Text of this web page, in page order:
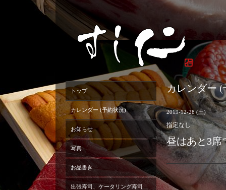
カレンダー
2019-12-28 (土)
指定なし
昼はあと3席
トップ
カレンダー (予約状況)
お知らせ
写真
お品書き
出張寿司、ケータリング寿司